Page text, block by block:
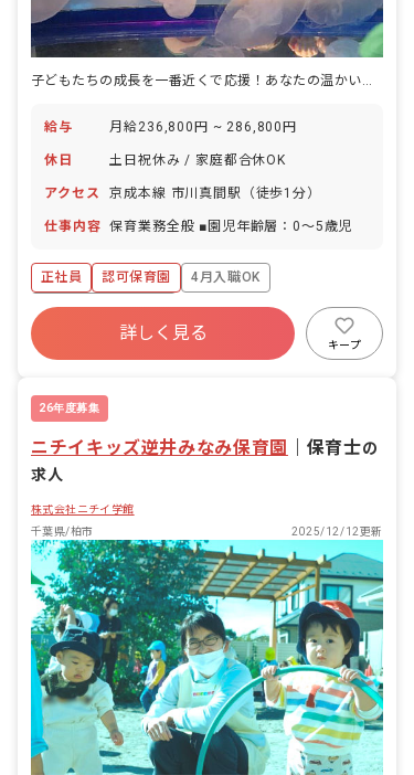
給与 月給236,800円 ~ 286,800円
休日 土日祝休み / 家庭都合休OK
アクセス 京成本線 市川真間駅（徒歩1分）
仕事内容 保育業務全般 ■園児年齢層：0～5歳児
正社員 認可保育園
4月入職OK
ボーナス・賞与あり
寮・住宅・家賃補助あり
社会保険完備
残業少なめ
詳しく見る
キープ
26年度募集
ニチイキッズ逆井みなみ保育園 保育士の
求人
株式会社ニチイ学館
千葉県/柏市
2025/12/12更新